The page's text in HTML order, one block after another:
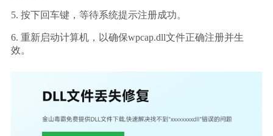
5. 按下回车键，等待系统提示注册成功。
6. 重新启动计算机，以确保wpcap.dll文件正确注册并生
效。